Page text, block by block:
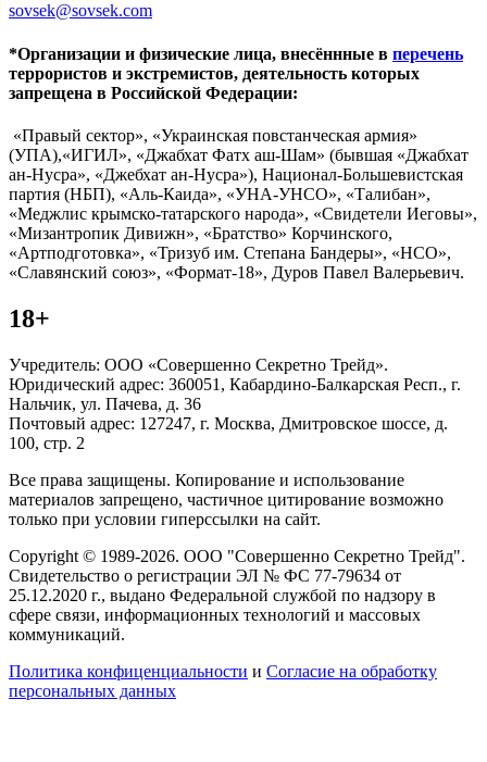
sovsek@sovsek.com
*Организации и физические лица, внесённные в перечень
террористов и экстремистов, деятельность которых
запрещена в Российской Федерации:
«Правый сектор», «Украинская повстанческая армия»
(УПА),«ИГИЛ», «Джабхат Фатх аш-Шам» (бывшая «Джабхат
ан-Нусра», «Джебхат ан-Нусра»), Национал-Большевистская
партия (НБП), «Аль-Каида», «УНА-УНСО», «Талибан»,
«Меджлис крымско-татарского народа», «Свидетели Иеговы»,
«Мизантропик Дивижн», «Братство» Корчинского,
«Артподготовка», «Тризуб им. Степана Бандеры», «НСО»,
«Славянский союз», «Формат-18», Дуров Павел Валерьевич.
18+
Учредитель: ООО «Совершенно Секретно Трейд».
Юридический адрес: 360051, Кабардино-Балкарская Респ., г.
Нальчик, ул. Пачева, д. 36
Почтовый адрес: 127247, г. Москва, Дмитровское шоссе, д.
100, стр. 2
Все права защищены. Копирование и использование
материалов запрещено, частичное цитирование возможно
только при условии гиперссылки на сайт.
Copyright © 1989-2026. ООО "Совершенно Секретно Трейд".
Свидетельство о регистрации ЭЛ № ФС 77-79634 от
25.12.2020 г., выдано Федеральной службой по надзору в
сфере связи, информационных технологий и массовых
коммуникаций.
Политика конфиценциальности и Согласие на обработку
персональных данных